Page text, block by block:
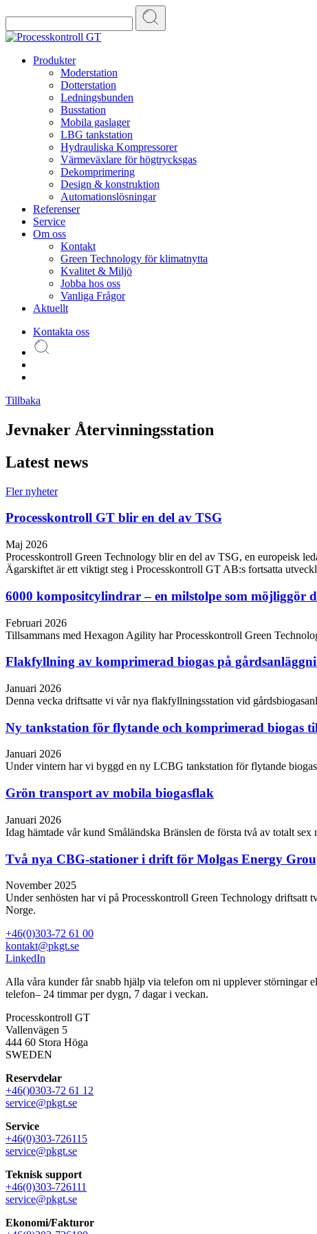
Skip
Produkter
Moderstation
Dotterstation
Ledningsbunden
Busstation
Mobila gaslager
LBG tankstation
Hydrauliska Kompressorer
Värmeväxlare för högtrycksgas
Dekomprimering
Design & konstruktion
Automationslösningar
Referenser
Service
Om oss
Kontakt
Green Technology för klimatnytta
Kvalitet & Miljö
Jobba hos oss
Vanliga Frågor
Aktuellt
Kontakta oss
Tillbaka
Jevnaker Återvinningsstation
Latest news
Fler nyheter
Processkontroll GT blir en del av TSG
Maj 2026
Processkontroll Green Technology blir en del av TSG, en europeisk
Ägarskiftet är ett viktigt steg i Processkontroll GT AB:s fortsatta
6000 kompositcylindrar – en milstolpe som möjliggör
Februari 2026
Tillsammans med Hexagon Agility har Processkontroll Green
Flakfyllning av komprimerad biogas på
Januari 2026
Denna vecka driftsatte vi vår nya flakfyllningsstation vid
Ny tankstation för flytande och komprimerad biogas
Januari 2026
Under vintern har vi byggd en ny LCBG tankstation för flytande
Grön transport av mobila biogasflak
Januari 2026
Idag hämtade vår kund Småländska Bränslen de första två av totalt
Två nya CBG-stationer i drift för Molgas Energy
November 2025
Under senhösten har vi på Processkontroll Green Technology
Norge.
+46(0)303-72 61 00
kontakt@pkgt.se
LinkedIn
Alla våra kunder får snabb hjälp via telefon om ni upplever störningar
telefon– 24 timmar per dygn, 7 dagar i veckan.
Processkontroll GT
Vallenvägen 5
444 60 Stora Höga
SWEDEN
Reservdelar
+46()0303-72 61 12
service@pkgt.se
Service
+46(0)303-726115
service@pkgt.se
Teknisk support
+46(0)303-726111
service@pkgt.se
Ekonomi/Fakturor